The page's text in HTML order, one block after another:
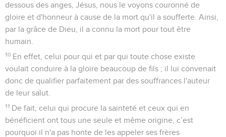
dessous des anges, Jésus, nous le voyons couronné de
gloire et d'honneur à cause de la mort qu'il a soufferte. Ainsi,
par la grâce de Dieu, il a connu la mort pour tout être
humain.
10 En effet, celui pour qui et par qui toute chose existe
voulait conduire à la gloire beaucoup de fils ; il lui convenait
donc de qualifier parfaitement par des souffrances l'auteur
de leur salut.
11 De fait, celui qui procure la sainteté et ceux qui en
bénéficient ont tous une seule et même origine, c’est
pourquoi il n'a pas honte de les appeler ses frères